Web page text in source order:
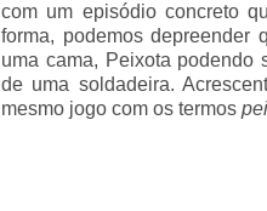
com um episódio concreto
forma, podemos depreender
uma cama, Peixota podendo
de uma soldadeira.
mesmo jogo com os termos